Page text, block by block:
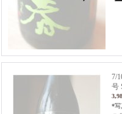
7/
号
*写